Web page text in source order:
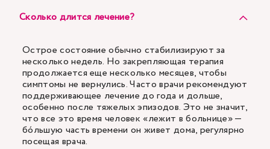
Сколько длится лечение?
Острое состояние обычно стабилизируют за
несколько недель. Но закрепляющая терапия
продолжается еще несколько месяцев, чтобы
симптомы не вернулись. Часто врачи рекомендуют
поддерживающее лечение до года и дольше,
особенно после тяжелых эпизодов. Это не значит,
что все это время человек «лежит в больнице» —
бóльшую часть времени он живет дома, регулярно
посещая врача.